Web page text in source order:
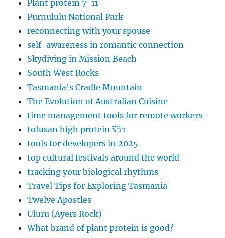
Plant protein 7-11
Purnululu National Park
reconnecting with your spouse
self-awareness in romantic connection
Skydiving in Mission Beach
South West Rocks
Tasmania’s Cradle Mountain
The Evolution of Australian Cuisine
time management tools for remote workers
tofusan high protein รีวิว
tools for developers in 2025
top cultural festivals around the world
tracking your biological rhythms
Travel Tips for Exploring Tasmania
Twelve Apostles
Uluru (Ayers Rock)
What brand of plant protein is good?